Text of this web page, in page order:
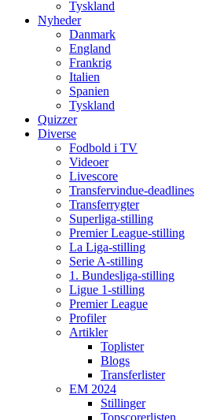
Tyskland
Nyheder
Danmark
England
Frankrig
Italien
Spanien
Tyskland
Quizzer
Diverse
Fodbold i TV
Videoer
Livescore
Transfervindue-deadlines
Transferrygter
Superliga-stilling
Premier League-stilling
La Liga-stilling
Serie A-stilling
1. Bundesliga-stilling
Ligue 1-stilling
Premier League
Profiler
Artikler
Toplister
Blogs
Transferlister
EM 2024
Stillinger
Topscorerlisten